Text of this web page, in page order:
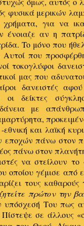
φυσικά μερικών
για να
ένοιαζε αν η
Το μόνο που
Αυτοί που
τοκογλύφοι
μας που
δανειστές
οι δείκτες
με
και λαϊκή
εποχών πάνω στον
πάνω στον
να στείλουν το
οποίου γέμισε από
τους καθαρούς
πρώτον την
υπόσχεσή Του πως
σε άλλους